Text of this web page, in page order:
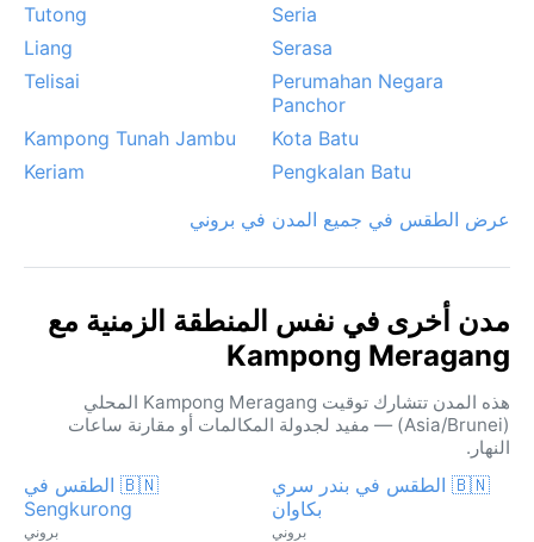
Seria
Tutong
Serasa
Liang
Perumahan Negara
Panchor
Telisai
Kota Batu
Kampong Tunah Jambu
Pengkalan Batu
Keriam
عرض الطقس في جميع المدن في بروني
مدن أخرى في نفس المنطقة الزمنية مع
Kampong Meragang
هذه المدن تتشارك توقيت Kampong Meragang المحلي
(Asia/Brunei) — مفيد لجدولة المكالمات أو مقارنة ساعات
النهار.
🇧🇳 الطقس في بندر سري
بكاوان
بروني
🇧🇳 الطقس في
Sengkurong
بروني